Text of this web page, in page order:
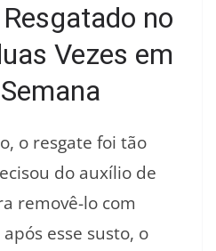
no
Vezes em
o resgate foi tão
do auxílio de
removê-lo com
esse susto, o